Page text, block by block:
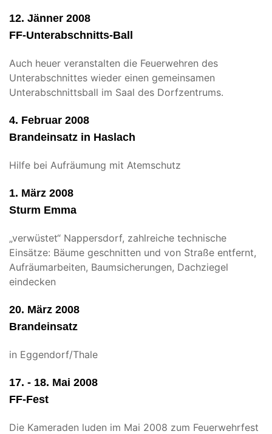
12. Jänner 2008
FF-Unterabschnitts-Ball
Auch heuer veranstalten die Feuerwehren des
Unterabschnittes wieder einen gemeinsamen
Unterabschnittsball im Saal des Dorfzentrums.
4. Februar 2008
Brandeinsatz in Haslach
Hilfe bei Aufräumung mit Atemschutz
1. März 2008
Sturm Emma
„verwüstet“ Nappersdorf, zahlreiche technische
Einsätze: Bäume geschnitten und von Straße entfernt,
Aufräumarbeiten, Baumsicherungen, Dachziegel
eindecken
20. März 2008
Brandeinsatz
in Eggendorf/Thale
17. - 18. Mai 2008
FF-Fest
Die Kameraden luden im Mai 2008 zum Feuerwehrfest